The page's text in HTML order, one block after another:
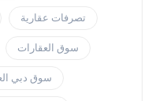
تصرفات عقارية
سوق العقارات
سوق دبي